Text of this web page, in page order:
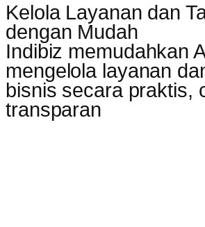
Kelola Layanan dan
dengan Mudah
Indibiz memudahkan
mengelola layanan
bisnis secara praktis,
transparan